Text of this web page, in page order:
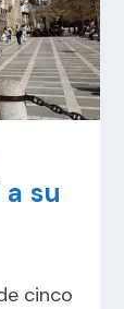
su
cinco